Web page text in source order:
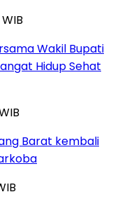
Wakil Bupati
Hidup Sehat
Barat kembali